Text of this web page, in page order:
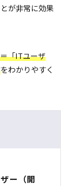
が非常に効果
「ITユーザ
をわかりやすく
ー（開